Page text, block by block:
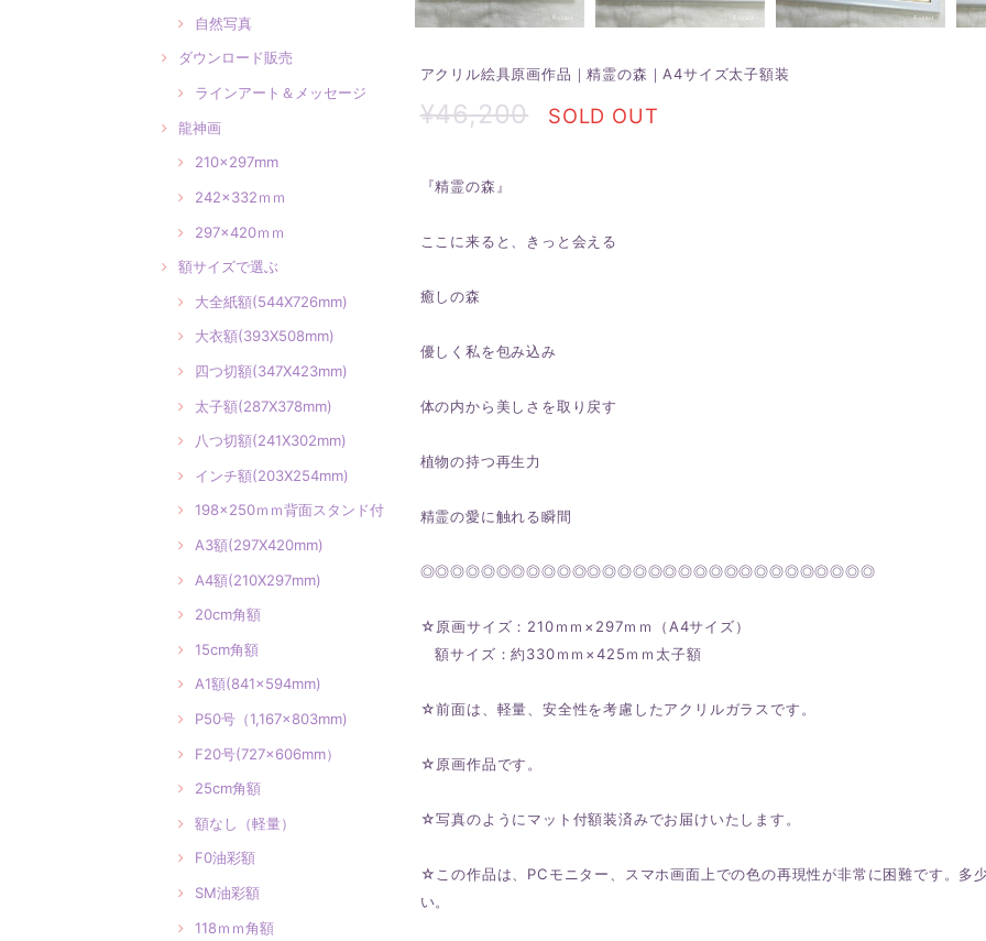
自然写真
ダウンロード販売
ラインアート＆メッセージ
龍神画
210×297mm
242×332ｍｍ
297×420ｍｍ
額サイズで選ぶ
大全紙額(544X726mm)
大衣額(393X508mm)
四つ切額(347X423mm)
太子額(287X378mm)
八つ切額(241X302mm)
インチ額(203X254mm)
198×250ｍｍ背面スタンド付
A3額(297X420mm)
A4額(210X297mm)
20cm角額
15cm角額
A1額(841×594mm)
P50号（1,167×803mm)
F20号(727×606mm）
25cm角額
額なし（軽量）
F0油彩額
SM油彩額
118ｍｍ角額
アクリル絵具原画作品｜精霊の森｜A4サイズ太子額装
¥46,200 SOLD OUT
『精霊の森』
ここに来ると、きっと会える
癒しの森
優しく私を包み込み
体の内から美しさを取り戻す
植物の持つ再生力
精霊の愛に触れる瞬間
◎◎◎◎◎◎◎◎◎◎◎◎◎◎◎◎◎◎◎◎◎◎◎◎◎◎◎◎◎◎
☆原画サイズ：210ｍｍ×297ｍｍ（A4サイズ）
額サイズ：約330ｍｍ×425ｍｍ太子額
☆前面は、軽量、安全性を考慮したアクリルガラスです。
☆原画作品です。
☆写真のようにマット付額装済みでお届けいたします。
☆この作品は、PCモニター、スマホ画面上での色の再現性が非常に困難です。多
い。